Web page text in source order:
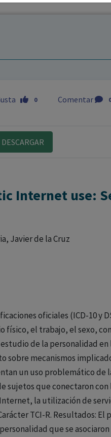
siendo responsabilidad
0 Comentar 0
Internet use:
Javier de la Cruz
oficiales (ICD-10 y
el trabajo, el sexo,
de la personalidad en
mecanismos
un uso problemático de
sujetos que conectaron
la utilización de
TCI-R. Resultados:
que se